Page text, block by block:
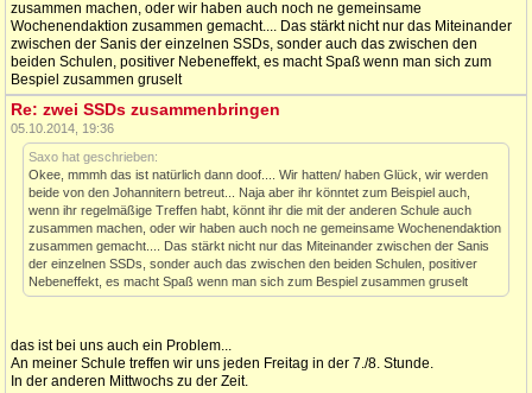
zusammen machen, oder wir haben auch noch ne gemeinsame
Wochenendaktion zusammen gemacht.... Das stärkt nicht nur das Miteinander
zwischen der Sanis der einzelnen SSDs, sonder auch das zwischen den
beiden Schulen, positiver Nebeneffekt, es macht Spaß wenn man sich zum
Bespiel zusammen gruselt
Re: zwei SSDs zusammenbringen
05.10.2014, 19:36
Saxo hat geschrieben:
Okee, mmmh das ist natürlich dann doof.... Wir hatten/ haben Glück, wir werden
beide von den Johannitern betreut... Naja aber ihr könntet zum Beispiel auch,
wenn ihr regelmäßige Treffen habt, könnt ihr die mit der anderen Schule auch
zusammen machen, oder wir haben auch noch ne gemeinsame Wochenendaktion
zusammen gemacht.... Das stärkt nicht nur das Miteinander zwischen der Sanis
der einzelnen SSDs, sonder auch das zwischen den beiden Schulen, positiver
Nebeneffekt, es macht Spaß wenn man sich zum Bespiel zusammen gruselt
das ist bei uns auch ein Problem...
An meiner Schule treffen wir uns jeden Freitag in der 7./8. Stunde.
In der anderen Mittwochs zu der Zeit.